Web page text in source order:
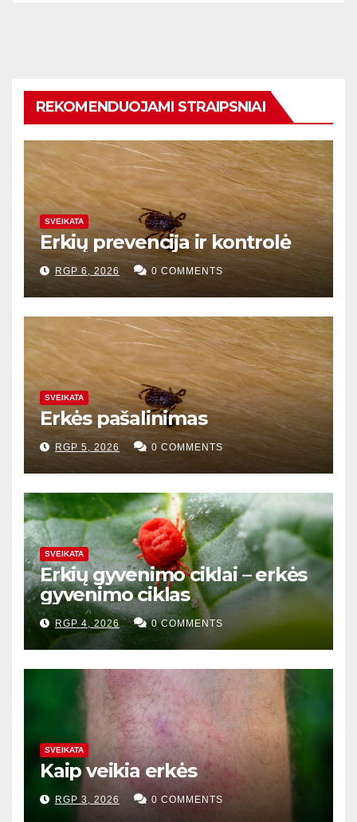
REKOMENDUOJAMI STRAIPSNIAI
SVEIKATA
Erkių prevencija ir kontrolė
RGP 6, 2026 0 COMMENTS
SVEIKATA
Erkės pašalinimas
RGP 5, 2026 0 COMMENTS
SVEIKATA
Erkių gyvenimo ciklai – erkės
gyvenimo ciklas
RGP 4, 2026 0 COMMENTS
SVEIKATA
Kaip veikia erkės
RGP 3, 2026 0 COMMENTS